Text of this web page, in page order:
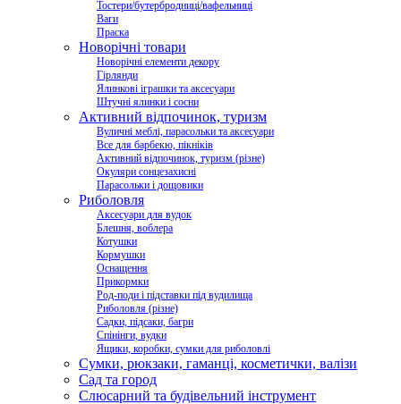
Тостери/бутербродниці/вафельниці
Ваги
Праска
Новорічні товари
Новорічні елементи декору
Гірлянди
Ялинкові іграшки та аксесуари
Штучні ялинки і сосни
Активний відпочинок, туризм
Вуличні меблі, парасольки та аксесуари
Все для барбекю, пікніків
Активний відпочинок, туризм (різне)
Окуляри сонцезахисні
Парасольки і дощовики
Риболовля
Аксесуари для вудок
Блешня, воблера
Котушки
Кормушки
Оснащення
Прикормки
Род-поди і підставки під вудилища
Риболовля (різне)
Садки, підсаки, багри
Спінінги, вудки
Ящики, коробки, сумки для риболовлі
Сумки, рюкзаки, гаманці, косметички, валізи
Сад та город
Слюсарний та будівельний інструмент